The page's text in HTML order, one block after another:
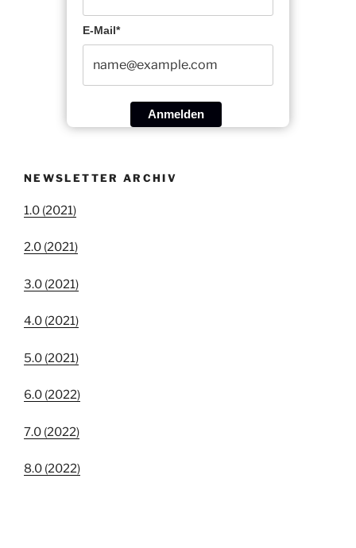
E-Mail*
Anmelden
NEWSLETTER ARCHIV
1.0 (2021)
2.0 (2021)
3.0 (2021)
4.0 (2021)
5.0 (2021)
6.0 (2022)
7.0 (2022)
8.0 (2022)